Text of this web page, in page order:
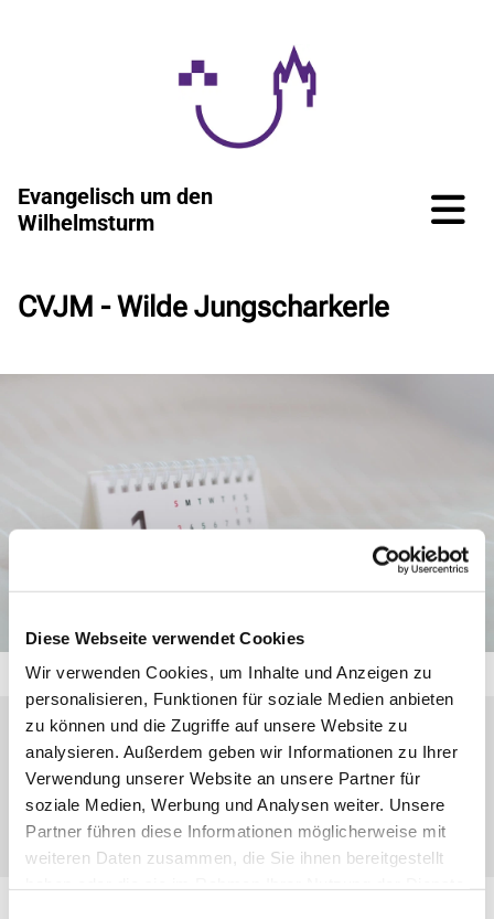
Diese Webseite verwendet Cookies
Wir verwenden Cookies, um Inhalte und Anzeigen zu
personalisieren, Funktionen für soziale Medien anbieten
zu können und die Zugriffe auf unsere Website zu
analysieren. Außerdem geben wir Informationen zu Ihrer
Verwendung unserer Website an unsere Partner für
soziale Medien, Werbung und Analysen weiter. Unsere
Partner führen diese Informationen möglicherweise mit
weiteren Daten zusammen, die Sie ihnen bereitgestellt
Evangelisch um den
Wilhelmsturm
CVJM - Wilde Jungscharkerle
Montag, 22. März 2027, 17:00 Uhr
Nanzenbach, Gasse 7, 35790 Dillenburg